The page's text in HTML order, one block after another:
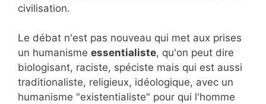
civilisation.
Le débat n'est pas nouveau qui met aux prises
un humanisme essentialiste, qu'on peut dire
biologisant, raciste, spéciste mais qui est aussi
traditionaliste, religieux, idéologique, avec un
humanisme "existentialiste" pour qui l'homme